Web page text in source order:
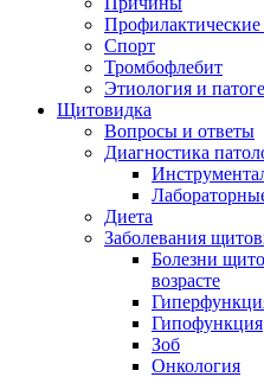
Спорт
Тромбофлебит
Этиология и
Щитовидка
Вопросы и ответы
Диагностика
Диета
Заболевания
Болезни
возрасте
Гипофункция
Зоб
Онкология